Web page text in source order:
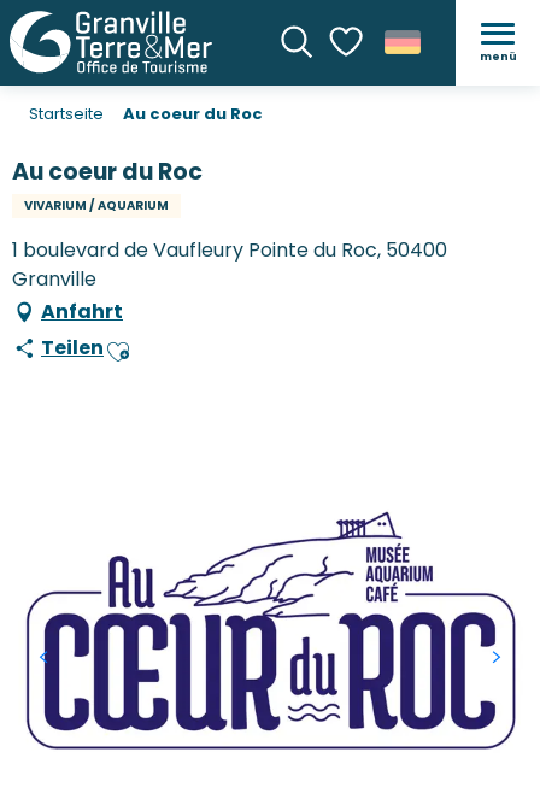
SucheVoir les favoris
menü
Startseite Au coeur du Roc
Au coeur du Roc
VIVARIUM / AQUARIUM
1 boulevard de Vaufleury Pointe du Roc, 50400
Granville
Anfahrt
TeilenAjouter aux favoris